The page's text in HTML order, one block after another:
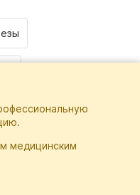
медицинским